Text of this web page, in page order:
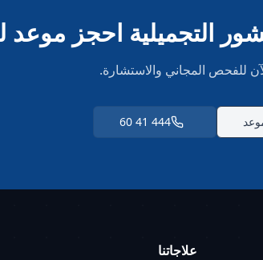
التجميلية احجز موعد
للفحص المجاني والاستشارة.
444 41 60
علاجاتنا